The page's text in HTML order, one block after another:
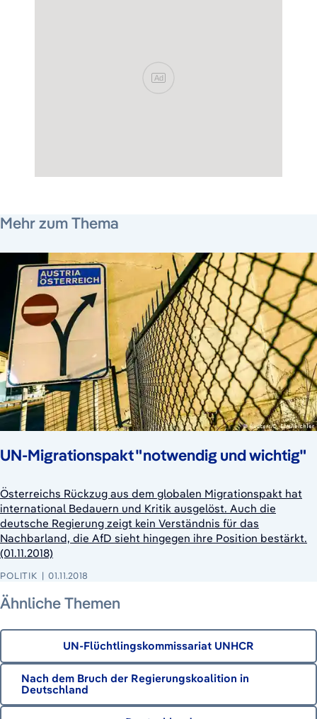
Ad
Mehr zum Thema
UN-Migrationspakt "notwendig und wichtig"
Österreichs Rückzug aus dem globalen Migrationspakt hat
international Bedauern und Kritik ausgelöst. Auch die
deutsche Regierung zeigt kein Verständnis für das
Nachbarland, die AfD sieht hingegen ihre Position bestärkt.
(01.11.2018)
POLITIK 01.11.2018
1. November 2018
Ähnliche Themen
UN-Flüchtlingskommissariat UNHCR
Nach dem Bruch der Regierungskoalition in
Deutschland